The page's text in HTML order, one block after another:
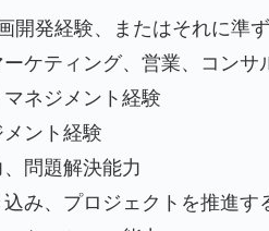
開発経験、またはそれに準
ーケティング、営業、コンサ
マネジメント経験
メント経験
、問題解決能力
込み、プロジェクトを推進す